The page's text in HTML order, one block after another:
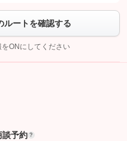
して問い合わせを
ルートを確認する
ONにしてください
談予約 ?